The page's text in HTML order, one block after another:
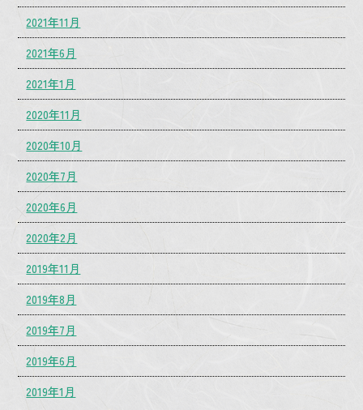
2021年11月
2021年6月
2021年1月
2020年11月
2020年10月
2020年7月
2020年6月
2020年2月
2019年11月
2019年8月
2019年7月
2019年6月
2019年1月